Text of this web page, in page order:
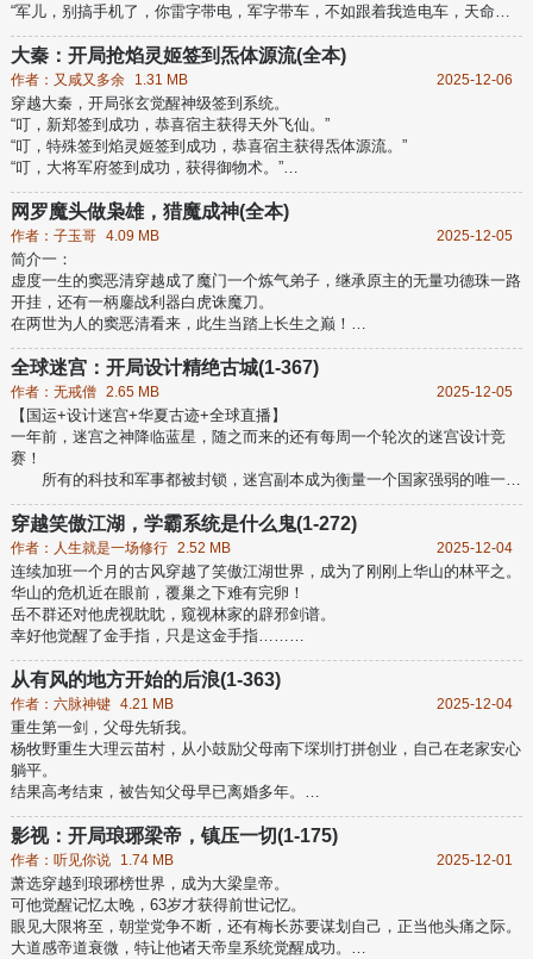
“军儿，别搞手机了，你雷字带电，军字带车，不如跟着我造电车，天命所
归！”
“车名我都想好了，就叫SU7。”
这一世，他要让麒麟LOGO闪耀世界之巅！
——没有永远的巨头，只有被时代碾碎的守旧者。
2025年暴雪夜，因股市破产负债的陈天，意外坠江身亡，却重生回到十八
岁。
1998年，那个电脑还是“高科技”，网吧一小时收费二十块的黄金年代。
大秦：开局抢焰灵姬签到炁体源流(全本)
作者：又咸又多余 1.31 MB 2025-12-06
穿越大秦，开局张玄觉醒神级签到系统。
“叮，新郑签到成功，恭喜宿主获得天外飞仙。”
“叮，特殊签到焰灵姬签到成功，恭喜宿主获得炁体源流。”
“叮，大将军府签到成功，获得御物术。”
“叮，特殊签到紫女签到成功，恭喜宿主获得神机百炼。”
……
嬴政：“恳请先生助我一臂之力。”
剑圣：“我的百步飞剑在先生面前根本不值一提。”
公输仇：“先生的机关术，精妙绝伦，巧夺天工，我不如先生。”
东皇太一：“先生是我唯一一个看不透的人，就仿佛传说中的仙人一样。”
北冥子：“先生的炼气之术已经到了出
网罗魔头做枭雄，猎魔成神(全本)
作者：子玉哥 4.09 MB 2025-12-05
简介一：
虚度一生的窦恶清穿越成了魔门一个炼气弟子，继承原主的无量功德珠一路
开挂，还有一柄鏖战利器白虎诛魔刀。
在两世为人的窦恶清看来，此生当踏上长生之巅！
然而，无量功德珠却隐藏着极深的隐患。
他将是成神还是成为大神的卒子，只看手中的刀是否足够锋利！
本书又名《金手指有坑》，《正道卧底一统魔道》。
简介二：
金手指无量功德珠，灭魔即可提升修为，获得额外战力加成；额外任务，额
外奖励。
炼气：杀9个炼气魔修境界+1，越阶击杀2个筑基魔修突破到筑基。
全球迷宫：开局设计精绝古城(1-367)
作者：无戒僧 2.65 MB 2025-12-05
【国运+设计迷宫+华夏古迹+全球直播】
一年前，迷宫之神降临蓝星，随之而来的还有每周一个轮次的迷宫设计竞
赛！
所有的科技和军事都被封锁，迷宫副本成为衡量一个国家强弱的唯一标
准。
每个国家都需要设计出复杂而诡异的迷宫副本让其他国家进行挑战，获
胜的国家国运昌盛，失败的国家天灾不断。
各国发现将本国历史上的古迹古墓设计成迷宫是获胜的捷径！希拉国设
计出雅典神庙、埃沙国设计出胡夫金字塔、伊垃国设计出巴比伦王国。
可惜这个世界的大夏国出现了文化断层，丧失了遗迹传承，以至于在迷
宫
穿越笑傲江湖，学霸系统是什么鬼(1-272)
作者：人生就是一场修行 2.52 MB 2025-12-04
连续加班一个月的古风穿越了笑傲江湖世界，成为了刚刚上华山的林平之。
华山的危机近在眼前，覆巢之下难有完卵！
岳不群还对他虎视眈眈，窥视林家的辟邪剑谱。
幸好他觉醒了金手指，只是这金手指……
“学霸系统，这是什么鬼？难道让我去考科举不成？”
所幸，剑法也能成为科目，内功也能成为科目，身法也能成为科目。
既然如此…………
不管是等级多高的秘籍，只要你敢亮出进度条，我就能肝到大圆满。...
从有风的地方开始的后浪(1-363)
作者：六脉神键 4.21 MB 2025-12-04
重生第一剑，父母先斩我。
杨牧野重生大理云苗村，从小鼓励父母南下堔圳打拼创业，自己在老家安心
躺平。
结果高考结束，被告知父母早已离婚多年。
没等来继承亿万家产，先把自己等成了孤儿。
县城婆罗门……梦碎！
好好好，这么玩是吧？
雷总说站在风口上猪都能飞起来，更何况重生的杨牧野手里握着无数个风
口。
无人扶我青云志，我自踏雪至山巅！
——
影视：开局琅琊梁帝，镇压一切(1-175)
作者：听见你说 1.74 MB 2025-12-01
萧选穿越到琅琊榜世界，成为大梁皇帝。
可他觉醒记忆太晚，63岁才获得前世记忆。
眼见大限将至，朝堂党争不断，还有梅长苏要谋划自己，正当他头痛之际。
大道感帝道衰微，特让他诸天帝皇系统觉醒成功。